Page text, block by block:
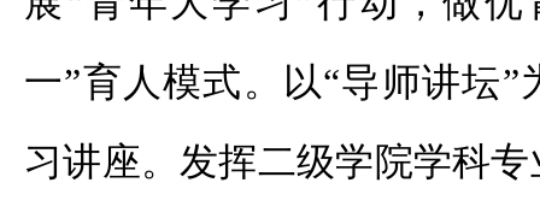
一”育人模式。以“导师讲坛
习讲座。发挥二级学院学科